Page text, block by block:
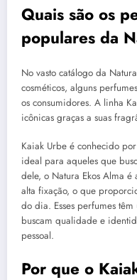
Quais são os
populares da
No vasto catálogo da
cosméticos, alguns
os consumidores. A linha
icônicas graças a suas
Kaiak Urbe é conhecido
ideal para aqueles que
dele, o Natura Ekos Alma
alta fixação, o que
do dia. Esses perfumes
buscam qualidade e
pessoal.
Por que o